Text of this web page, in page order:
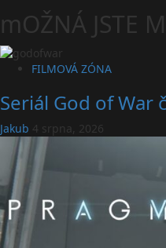
mOŽNÁ JSTE
FILMOVÁ ZÓNA
Seriál God of War
Jakub 4 srpna, 2026